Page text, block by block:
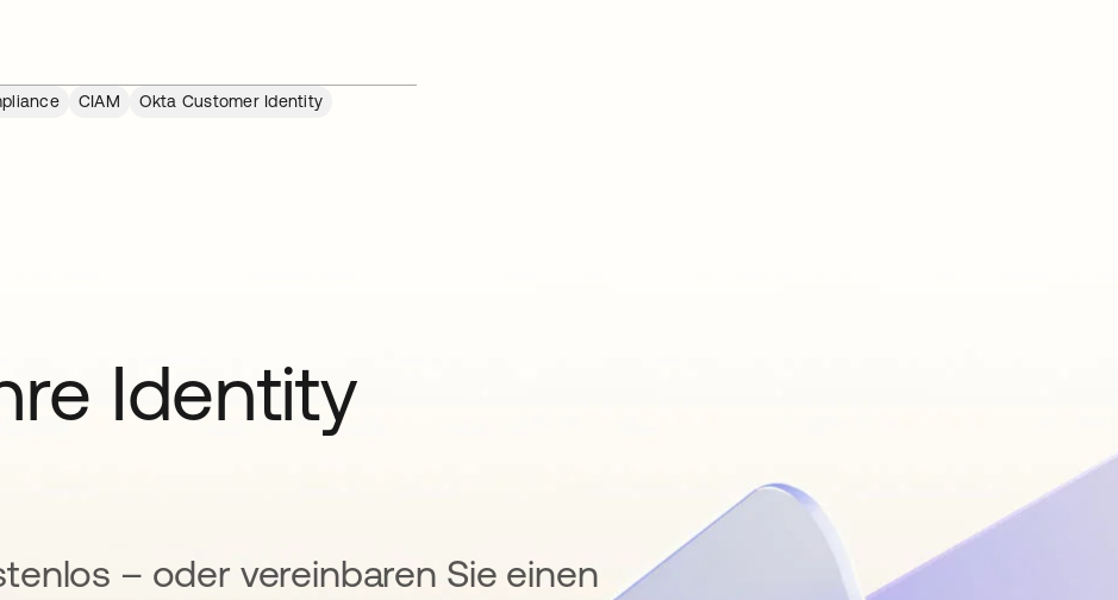
CIAM
Okta Customer Identity
Identity
– oder vereinbaren Sie einen